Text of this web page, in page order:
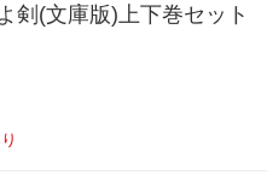
剣(文庫版)上下巻セット